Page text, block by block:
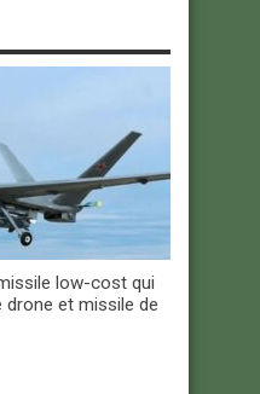
low-cost qui
et missile de